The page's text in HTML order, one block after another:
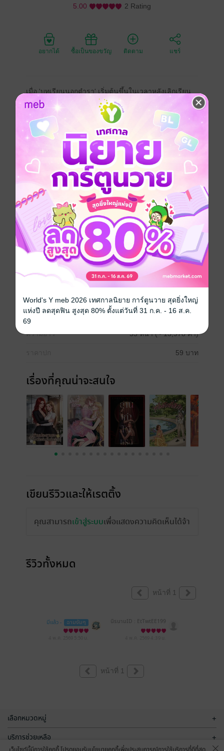
5.00 2 Rating
อยากได้ ซื้อเป็นของขวัญ ติดตาม แชร์
เมื่อ 'บทเรียนนอกตำรา' เริ่มต้นขึ้นในเวลาหลังเลิกเรียน...
นิชา นักศึกษาหัวกะทิผู้เรียบร้อยกลับต้องกลายเป็น 'เด็กใน
ปกครอง' ของ อาจารย์มนตรา ผู้หญิงที่เธอทั้งเทิดทูนและ
หวาดกลัว ความรักครั้งนี้ไม่ได้ถูกขีดเขียนด้วยน้ำหมึกบน
หน้ากระดาษ แต่มันถูกตีตราด้วยสัมผัสที่เร่าร้อนและร่อง
รอยที่ต้องปกปิดภายใต้ชุดนักศึกษา
ท่ามกลางข่าวลือและการชิงดีชิงเด่นในรั้วมหาวิทยาลัย
มนตราพร้อมจะสละทุกอย่างเพื่อรักษา 'นกน้อยในกรงทอง'
ของเธอไว้ ส่วนนิชาจะทำอย่างไร... เมื่อหัวใจของเธอ
กลายเป็นสมบัติส่วนบุคคลที่อาจารย์สาวไม่มีวันยอมปล่อย
Girl love / Yuri ดรามา โรแมนติก โรมานซ์
มหาวิทยาลัย
pdf, epub (สารบัญ)
วันที่วางขาย 29 เมษายน 2569
ความยาว 55 หน้า (≈ 13,978 คำ)
59 บาท
เรื่องที่คุณน่าจะสนใจ
เขียนรีวิวและให้เรตติ้ง
คุณสามารถเข้าสู่ระบบเพื่อแสดงความคิดเห็นได้จ้า
รีวิวทั้งหมด
หน้าที่ 1
มีแล้ว - ฉามงัมๆ นิรนามID : EtTwtEE199
หน้าที่ 1
เลือกหมวดหมู่ +
บริการช่วยเหลือ +
World's Y meb 2026 เทศกาลนิยาย การ์ตูนวาย สุดยิ่งใหญ่
แห่งปี ลดสุดฟิน สูงสุด 80% ตั้งแต่วันที่ 31 ก.ค. - 16 ส.ค.
69